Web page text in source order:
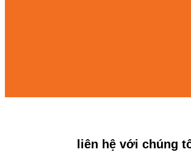
liên hệ với chúng